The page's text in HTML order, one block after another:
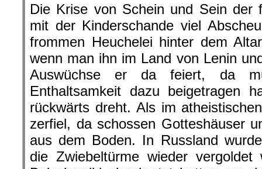
Die Krise von Schein und Sein der
mit der Kinderschande viel
frommen Heuchelei hinter dem
wenn man ihn im Land von Lenin
Auswüchse er da feiert, da
Enthaltsamkeit dazu beigetragen
rückwärts dreht. Als im
zerfiel, da schossen Gotteshäuser
aus dem Boden. In Russland
die Zwiebeltürme wieder